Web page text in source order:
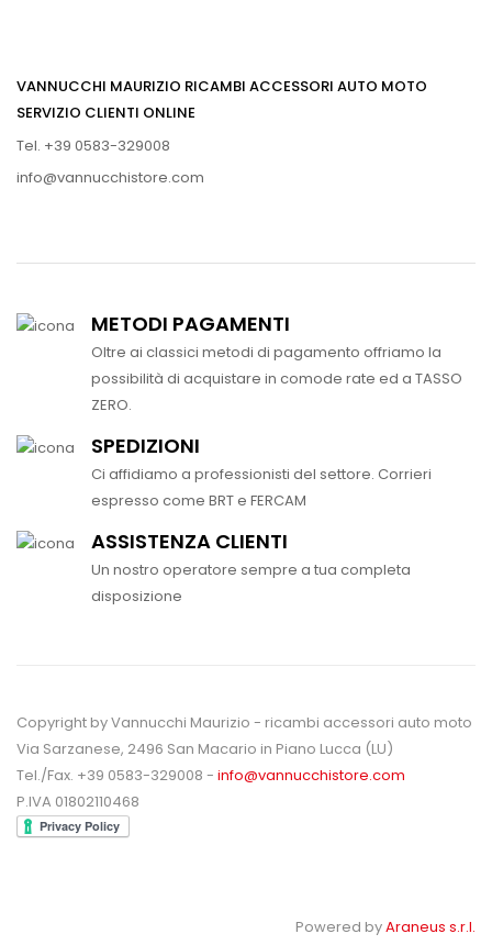
VANNUCCHI MAURIZIO RICAMBI ACCESSORI AUTO MOTO
SERVIZIO CLIENTI ONLINE
Tel. +39 0583-329008
info@vannucchistore.com
METODI PAGAMENTI
Oltre ai classici metodi di pagamento offriamo la
possibilità di acquistare in comode rate ed a TASSO
ZERO.
SPEDIZIONI
Ci affidiamo a professionisti del settore. Corrieri
espresso come BRT e FERCAM
ASSISTENZA CLIENTI
Un nostro operatore sempre a tua completa
disposizione
Copyright by Vannucchi Maurizio - ricambi accessori auto moto
Via Sarzanese, 2496 San Macario in Piano Lucca (LU)
Tel./Fax. +39 0583-329008 - info@vannucchistore.com
P.IVA 01802110468
Powered byAraneus s.r.l.